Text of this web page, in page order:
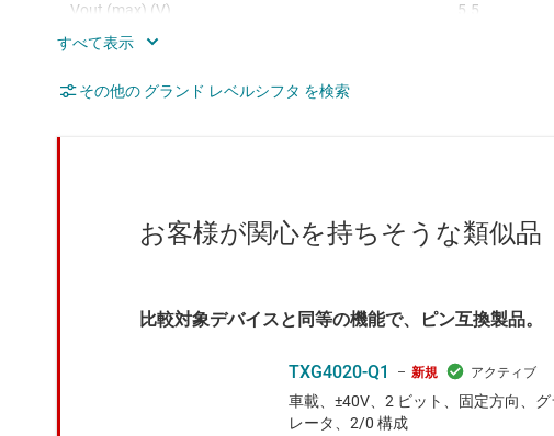
Vout (max) (V) 5.5
Current consumption per channel (1 Mbps)
その他の グランド レベルシフタ を検索
お客様が関心を持ちそうな類似品
比較対象デバイスと同等の機能で、ピン互換製品。
新規
TXG4020-Q1
車載、±40V、2 ビット、固定方向、
レータ、2/0 構成